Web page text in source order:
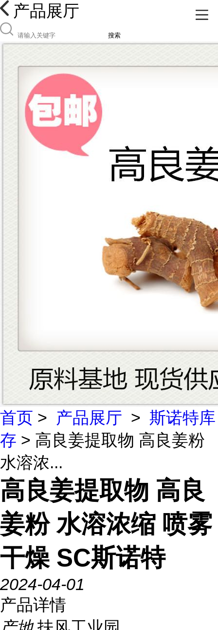
产品展厅
搜索
首页 > 产品展厅 > 斯诺特库
存 > 高良姜提取物 高良姜粉
水溶浓...
高良姜提取物 高良
姜粉 水溶浓缩 喷雾
干燥 SC斯诺特
2024-04-01
产品详情